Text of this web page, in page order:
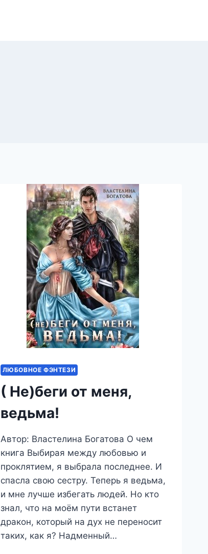
ЛЮБОВНОЕ ФЭНТЕЗИ
( Не)беги от меня,
ведьма!
Автор: Властелина Богатова О чем
книга Выбирая между любовью и
проклятием, я выбрала последнее. И
спасла свою сестру. Теперь я ведьма,
и мне лучше избегать людей. Но кто
знал, что на моём пути встанет
дракон, который на дух не переносит
таких, как я? Надменный…